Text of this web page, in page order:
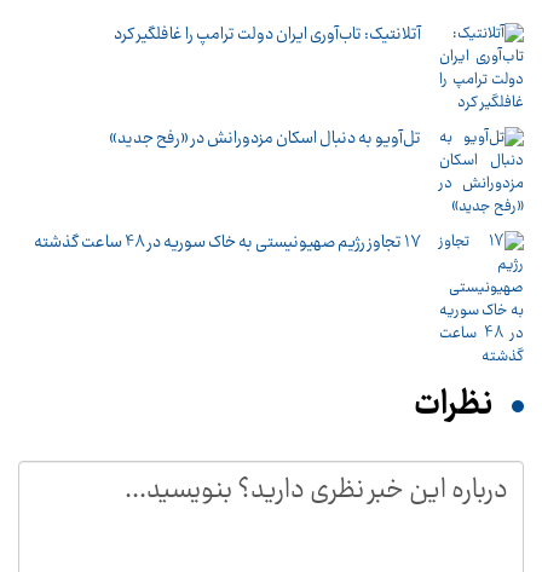
آتلانتیک: تاب‌آوری ایران دولت ترامپ را غافلگیر کرد
تل‌آویو به دنبال اسکان مزدورانش در «رفح جدید»
17 تجاوز رژیم صهیونیستی به خاک سوریه در 48 ساعت گذشته
نظرات